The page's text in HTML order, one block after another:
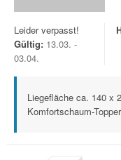
Leider verpasst!
Gültig: 13.03. -
03.04.
Liegefläche ca. 140 x
Komfortschaum-